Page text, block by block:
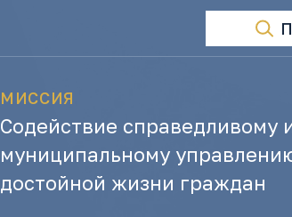
МИССИЯ
Содействие справедливому
муниципальному
достойной жизни граждан